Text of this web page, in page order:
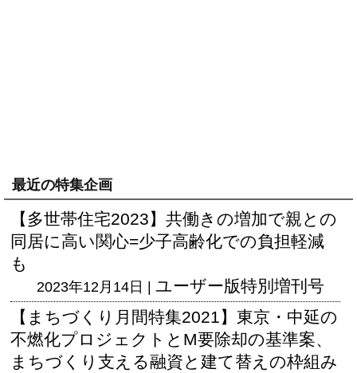
最近の特集企画
【多世帯住宅2023】共働きの増加で親との
同居に高い関心=少子高齢化での負担軽減
も
2023年12月14日 | ユーザー版特別増刊号
【まちづくり月間特集2021】東京・中延の
不燃化プロジェクトとM要除却の基準案、
まちづくり支える融資と建て替えの枠組み